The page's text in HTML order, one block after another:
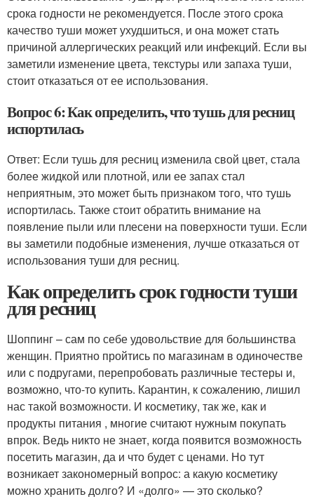
срока годности не рекомендуется. После этого срока
качество туши может ухудшиться, и она может стать
причиной аллергических реакций или инфекций. Если вы
заметили изменение цвета, текстуры или запаха туши,
стоит отказаться от ее использования.
Вопрос 6: Как определить, что тушь для ресниц
испортилась
Ответ: Если тушь для ресниц изменила свой цвет, стала
более жидкой или плотной, или ее запах стал
неприятным, это может быть признаком того, что тушь
испортилась. Также стоит обратить внимание на
появление пыли или плесени на поверхности туши. Если
вы заметили подобные изменения, лучше отказаться от
использования туши для ресниц.
Как определить срок годности туши
для ресниц
Шоппинг – сам по себе удовольствие для большинства
женщин. Приятно пройтись по магазинам в одиночестве
или с подругами, перепробовать различные тестеры и,
возможно, что-то купить. Карантин, к сожалению, лишил
нас такой возможности. И косметику, так же, как и
продукты питания , многие считают нужным покупать
впрок. Ведь никто не знает, когда появится возможность
посетить магазин, да и что будет с ценами. Но тут
возникает закономерный вопрос: а какую косметику
можно хранить долго? И «долго» — это сколько?